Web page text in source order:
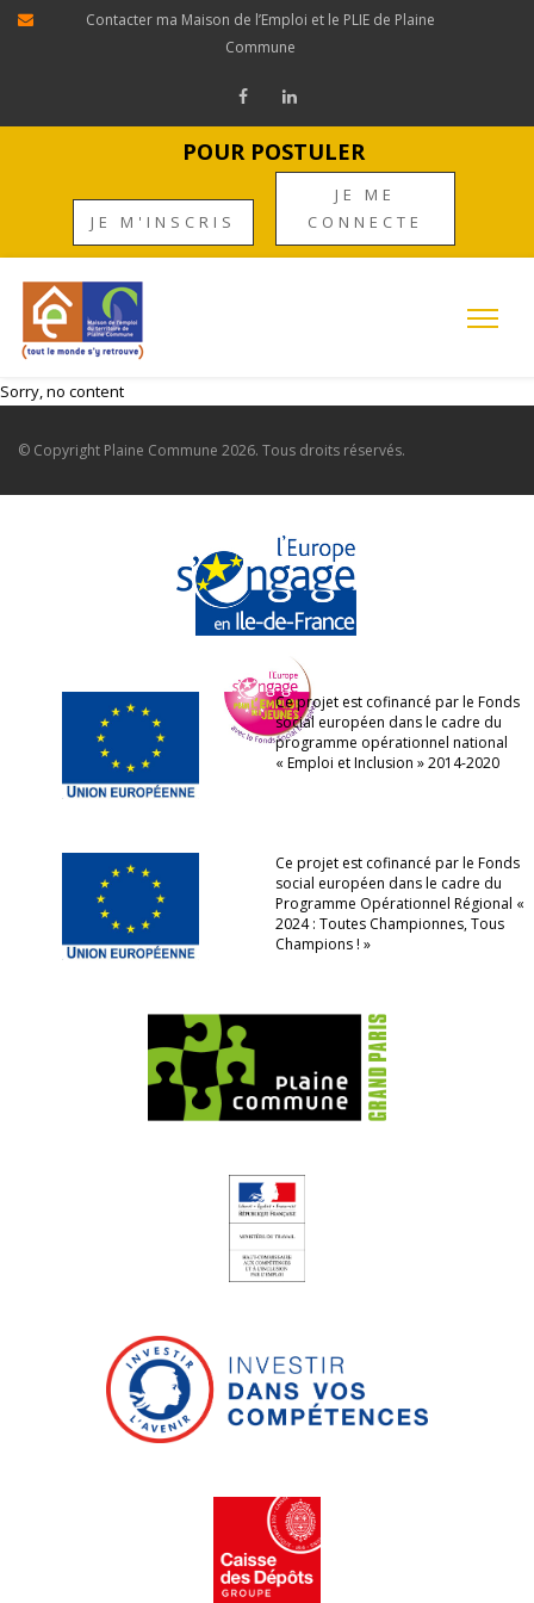
Contacter ma Maison de l’Emploi et le PLIE de Plaine
Commune
POUR POSTULER
JE M'INSCRIS
JE ME
CONNECTE
Sorry, no content
© Copyright Plaine Commune 2026. Tous droits réservés.
Ce projet est cofinancé par le Fonds
social européen dans le cadre du
programme opérationnel national
« Emploi et Inclusion » 2014-2020
Ce projet est cofinancé par le Fonds
social européen dans le cadre du
Programme Opérationnel Régional «
2024 : Toutes Championnes, Tous
Champions ! »